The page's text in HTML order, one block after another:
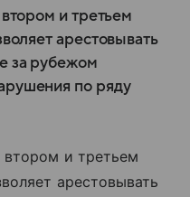
и третьем
арестовывать
за рубежом
по ряду
и третьем
арестовывать